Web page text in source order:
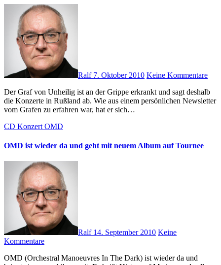
Ralf 7. Oktober 2010 Keine Kommentare
Der Graf von Unheilig ist an der Grippe erkrankt und sagt deshalb
die Konzerte in Rußland ab. Wie aus einem persönlichen Newsletter
vom Grafen zu erfahren war, hat er sich…
CD Konzert OMD
OMD ist wieder da und geht mit neuem Album auf Tournee
Ralf 14. September 2010 Keine
Kommentare
OMD (Orchestral Manoeuvres In The Dark) ist wieder da und